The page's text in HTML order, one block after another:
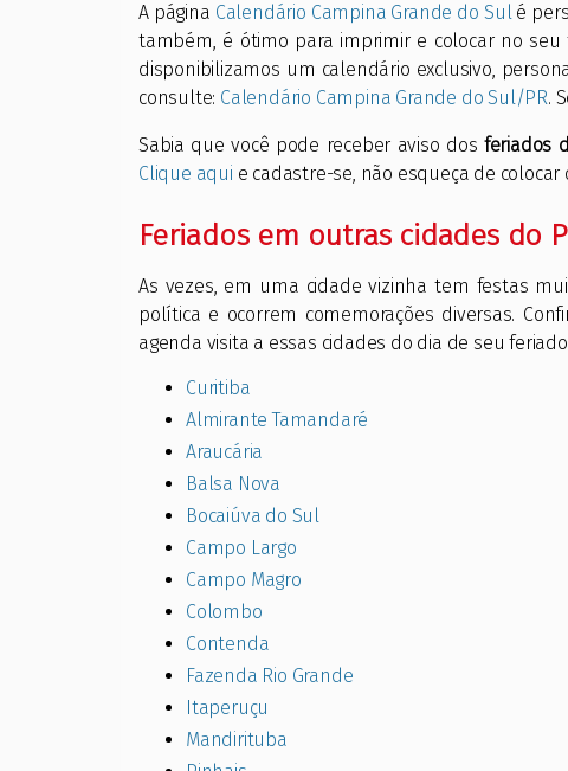
A página Calendário Campina Grande do Sulé
também, é ótimo para imprimir e colocar no
disponibilizamos um calendário exclusivo,
consulte: Calendário Campina Grande do Sul/PR.
Sabia que você pode receber aviso dos feriados
Clique aqui e cadastre-se, não esqueça de colocar
Feriados em outras cidades do
As vezes, em uma cidade vizinha tem festas
política e ocorrem comemorações diversas.
agenda visita a essas cidades do dia de seu
Curitiba
Almirante Tamandaré
Araucária
Balsa Nova
Bocaiúva do Sul
Campo Largo
Campo Magro
Colombo
Contenda
Fazenda Rio Grande
Itaperuçu
Mandirituba